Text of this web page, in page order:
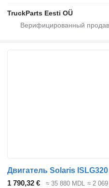
TruckParts Eesti OÜ
1 790,32 € ≈ 35 880 MDL ≈ 2